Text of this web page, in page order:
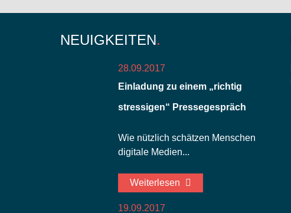
NEUIGKEITEN
28.09.2017
Einladung zu einem „richtig
stressigen“ Pressegespräch
Wie nützlich schätzen Menschen
digitale Medien...
Weiterlesen
19.09.2017